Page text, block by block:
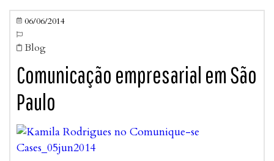
 06/06/2014

 Blog
Comunicação empresarial em São
Paulo